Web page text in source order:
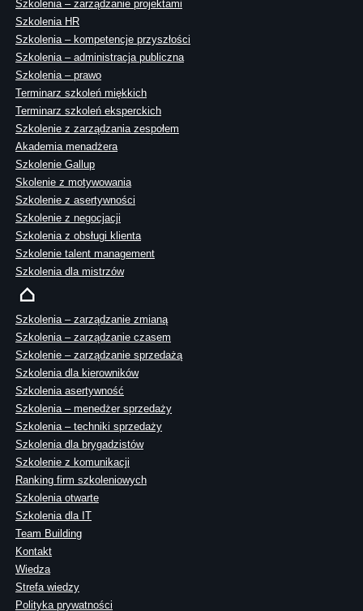
Szkolenia – zarządzanie projektami
Szkolenia HR
Szkolenia – kompetencje przyszłości
Szkolenia – administracja publiczna
Szkolenia – prawo
Terminarz szkoleń miękkich
Terminarz szkoleń eksperckich
Szkolenie z zarządzania zespołem
Akademia menadżera
Szkolenie Gallup
Skolenie z motywowania
Szkolenie z asertywności
Szkolenie z negocjacji
Szkolenia z obsługi klienta
Szkolenie talent management
Szkolenia dla mistrzów
Szkolenia – zarządzanie zmianą
Szkolenia – zarządzanie czasem
Szkolenie – zarządzanie sprzedażą
Szkolenia dla kierowników
Szkolenia asertywność
Szkolenia – menedżer sprzedaży
Szkolenia – techniki sprzedaży
Szkolenia dla brygadzistów
Szkolenie z komunikacji
Ranking firm szkoleniowych
Szkolenia otwarte
Szkolenia dla IT
Team Building
Kontakt
Wiedza
Strefa wiedzy
Polityka prywatności